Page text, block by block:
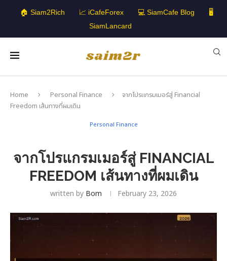
🏠 Siam2Rich 📈 iCafeForex 💻 SiamCafe Blog
🖥️
SiamLancard
Home Personal Finance
จากโปรแกรมเมอร์สู่ Financial
Freedom เส้นทางที่ผมเดิน
Personal Finance
จากโปรแกรมเมอร์สู่ FINANCIAL
FREEDOM เส้นทางที่ผมเดิน
written by Bom February 23, 2026